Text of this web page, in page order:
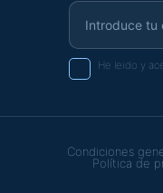
He leido y
Condiciones
Política de